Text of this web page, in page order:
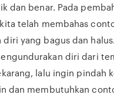
dan benar. Pada
telah membahas
yang bagus dan
diri dari
lalu ingin pindah
dan membutuhkan